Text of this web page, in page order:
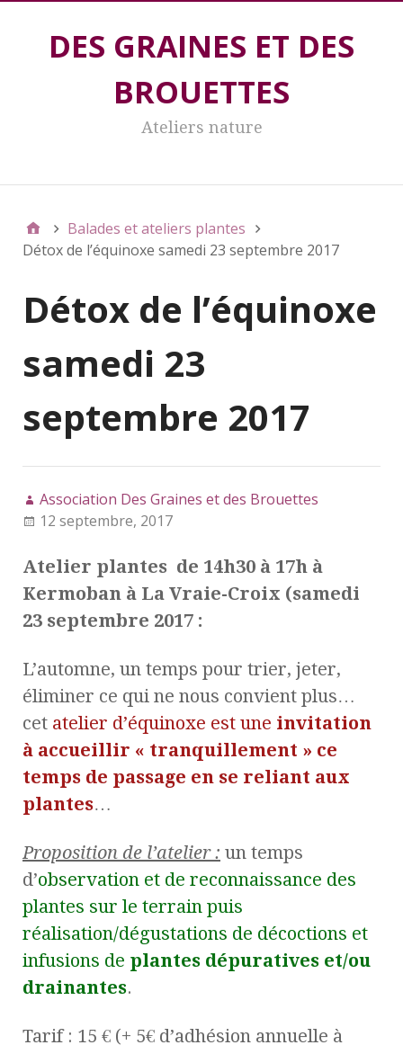
DES GRAINES ET DES
BROUETTES
Ateliers nature
Balades et ateliers plantes
Détox de l’équinoxe samedi 23 septembre 2017
Détox de l’équinoxe
samedi 23
septembre 2017
Association Des Graines et des Brouettes
12 septembre, 2017
Atelier plantes de 14h30 à 17h à
Kermoban à La Vraie-Croix (samedi
23 septembre 2017 :
L’automne, un temps pour trier, jeter,
éliminer ce qui ne nous convient plus…
cet atelier d’équinoxe est une invitation
à accueillir « tranquillement » ce
temps de passage en se reliant aux
plantes…
Proposition de l’atelier : un temps
d’observation et de reconnaissance des
plantes sur le terrain puis
réalisation/dégustations de décoctions et
infusions de plantes dépuratives et/ou
drainantes.
Tarif : 15 € (+ 5€ d’adhésion annuelle à